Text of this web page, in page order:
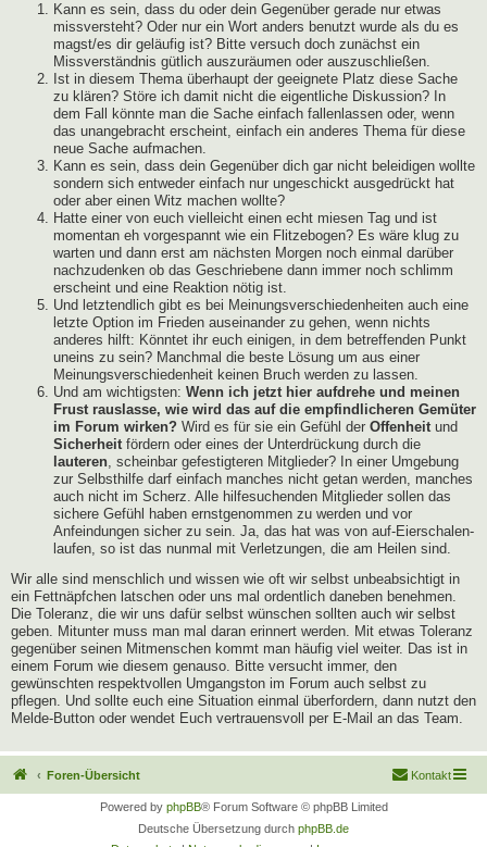
Kann es sein, dass du oder dein Gegenüber gerade nur etwas
missversteht? Oder nur ein Wort anders benutzt wurde als du es
magst/es dir geläufig ist? Bitte versuch doch zunächst ein
Missverständnis gütlich auszuräumen oder auszuschließen.
Ist in diesem Thema überhaupt der geeignete Platz diese Sache
zu klären? Störe ich damit nicht die eigentliche Diskussion? In
dem Fall könnte man die Sache einfach fallenlassen oder, wenn
das unangebracht erscheint, einfach ein anderes Thema für diese
neue Sache aufmachen.
Kann es sein, dass dein Gegenüber dich gar nicht beleidigen wollte
sondern sich entweder einfach nur ungeschickt ausgedrückt hat
oder aber einen Witz machen wollte?
Hatte einer von euch vielleicht einen echt miesen Tag und ist
momentan eh vorgespannt wie ein Flitzebogen? Es wäre klug zu
warten und dann erst am nächsten Morgen noch einmal darüber
nachzudenken ob das Geschriebene dann immer noch schlimm
erscheint und eine Reaktion nötig ist.
Und letztendlich gibt es bei Meinungsverschiedenheiten auch eine
letzte Option im Frieden auseinander zu gehen, wenn nichts
anderes hilft: Könntet ihr euch einigen, in dem betreffenden Punkt
uneins zu sein? Manchmal die beste Lösung um aus einer
Meinungsverschiedenheit keinen Bruch werden zu lassen.
Und am wichtigsten: Wenn ich jetzt hier aufdrehe und meinen
Frust rauslasse, wie wird das auf die empfindlicheren Gemüter
im Forum wirken? Wird es für sie ein Gefühl der Offenheitund
Sicherheitfördern oder eines der Unterdrückung durch die
lauteren, scheinbar gefestigteren Mitglieder? In einer Umgebung
zur Selbsthilfe darf einfach manches nicht getan werden, manches
auch nicht im Scherz. Alle hilfesuchenden Mitglieder sollen das
sichere Gefühl haben ernstgenommen zu werden und vor
Anfeindungen sicher zu sein. Ja, das hat was von auf-Eierschalen-
laufen, so ist das nunmal mit Verletzungen, die am Heilen sind.
Wir alle sind menschlich und wissen wie oft wir selbst unbeabsichtigt in
ein Fettnäpfchen latschen oder uns mal ordentlich daneben benehmen.
Die Toleranz, die wir uns dafür selbst wünschen sollten auch wir selbst
geben. Mitunter muss man mal daran erinnert werden. Mit etwas Toleranz
gegenüber seinen Mitmenschen kommt man häufig viel weiter. Das ist in
einem Forum wie diesem genauso. Bitte versucht immer, den
gewünschten respektvollen Umgangston im Forum auch selbst zu
pflegen. Und sollte euch eine Situation einmal überfordern, dann nutzt den
Melde-Button oder wendet Euch vertrauensvoll per E-Mail an das Team.
Foren-Übersicht Kontakt
Powered by phpBB® Forum Software © phpBB Limited
Deutsche Übersetzung durch phpBB.de